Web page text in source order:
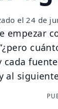
el 24 de
empezar
al